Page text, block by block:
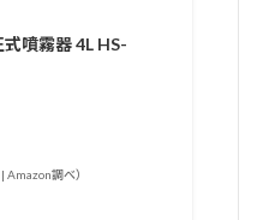
噴霧器 4L HS-
調べ）